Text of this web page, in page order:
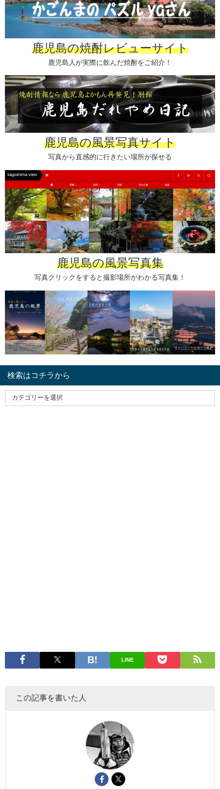
鹿児島の焼酎レビューサイト
鹿児島人が実際に飲んだ焼酎をご紹介！
鹿児島の風景写真サイト
写真から直感的に行きたい場所が探せる
鹿児島の風景写真集
写真クリックをすると撮影場所がわかる写真集！
検索はコチラから
LINE
この記事を書いた人